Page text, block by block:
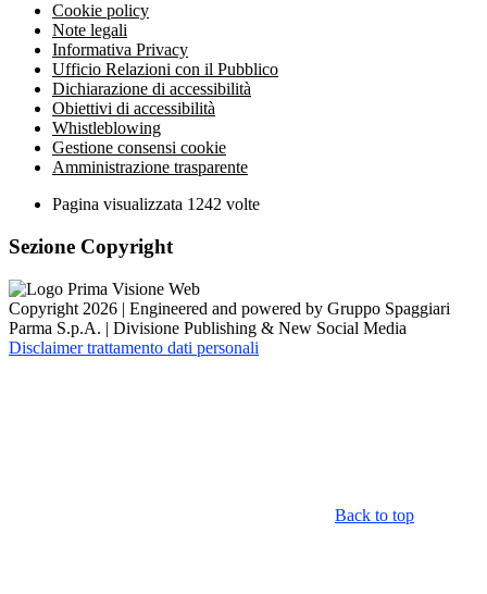
Cookie policy
Note legali
Informativa Privacy
Ufficio Relazioni con il Pubblico
Dichiarazione di accessibilità
Obiettivi di accessibilità
Whistleblowing
Gestione consensi cookie
Amministrazione trasparente
Pagina visualizzata 1242 volte
Sezione Copyright
Copyright 2026 | Engineered and powered by Gruppo Spaggiari
Parma S.p.A. | Divisione Publishing & New Social Media
Disclaimer trattamento dati personali
Back to top